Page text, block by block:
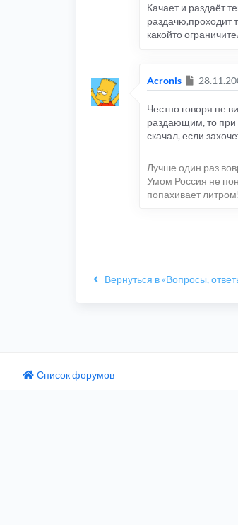
Качает и раздаёт
раздачю,проходит
какойто
Acronis
Честно говоря не
раздающим, то при
скачал, если
Лучше один раз
Умом Россия не
попахивает
Вернуться в «Вопросы,
Список форумов